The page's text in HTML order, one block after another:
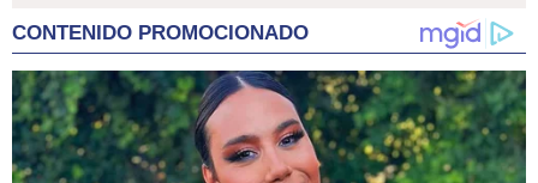
CONTENIDO PROMOCIONADO